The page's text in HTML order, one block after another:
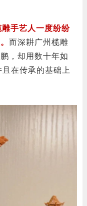
手艺人一度纷纷
而深耕广州榄雕
，却用数十年如
在传承的基础上